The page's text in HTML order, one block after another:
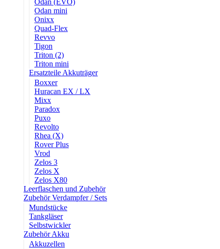
Odan (EVO)
Odan mini
Onixx
Quad-Flex
Revvo
Tigon
Triton (2)
Triton mini
Ersatzteile Akkuträger
Boxxer
Huracan EX / LX
Mixx
Paradox
Puxo
Revolto
Rhea (X)
Rover Plus
Vrod
Zelos 3
Zelos X
Zelos X80
Leerflaschen und Zubehör
Zubehör Verdampfer / Sets
Mundstücke
Tankgläser
Selbstwickler
Zubehör Akku
Akkuzellen